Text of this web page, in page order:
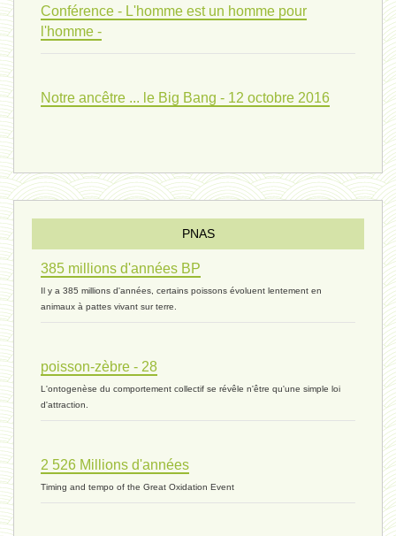
univers 09 V4 - 26 janvier 2024 *
monogamie 03 - 21 novembre 2023 *
évolution 06 - 9 novembre 2023 *
vivant 07 - 22 octobre 2023 *
Conférence - L'homme est un homme pour
l'homme -
Notre ancêtre ... le Big Bang - 12 octobre 2016
PNAS
385 millions d'années BP
Il y a 385 millions d'années, certains poissons évoluent lentement en
animaux à pattes vivant sur terre.
poisson-zèbre - 28
L'ontogenèse du comportement collectif se révêle n'être qu'une simple loi
d'attraction.
2 526 Millions d'années
Timing and tempo of the Great Oxidation Event